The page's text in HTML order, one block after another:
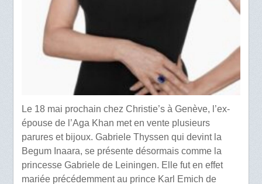
Le 18 mai prochain chez Christie’s à Genève, l’ex-
épouse de l’Aga Khan met en vente plusieurs
parures et bijoux. Gabriele Thyssen qui devint la
Begum Inaara, se présente désormais comme la
princesse Gabriele de Leiningen. Elle fut en effet
mariée précédemment au prince Karl Emich de